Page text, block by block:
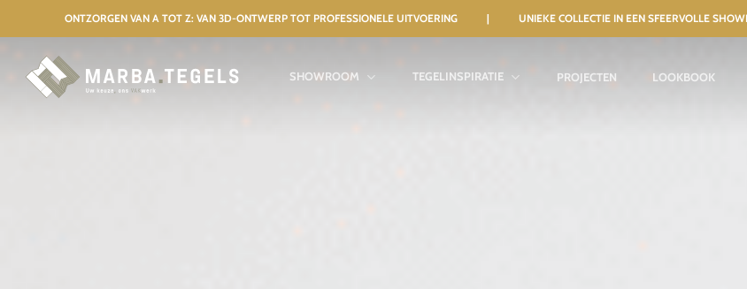
to
main
content
ONTZORGEN VAN A TOT Z: VAN 3D-ONTWERP TOT PROFESSIONELE UITVOERING | UNIEKE COLLECTIE IN EEN SFEERVOLLE
SHOWROOM TEGELINSPIRATIE PROJECTEN LOOKBOOK